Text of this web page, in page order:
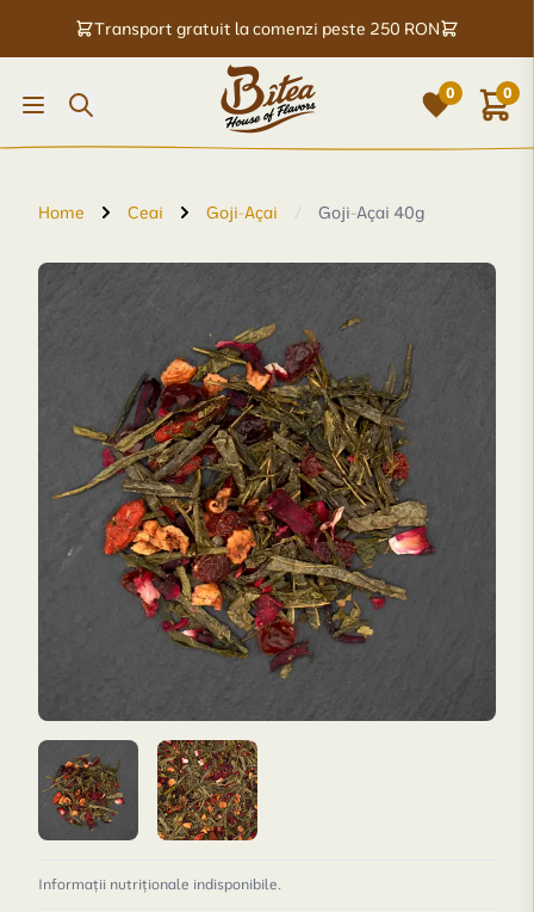
Transport gratuit la comenzi peste 250 RON
0 0
Home Ceai Goji-Açai / Goji-Açai 40g
Informații nutriționale indisponibile.